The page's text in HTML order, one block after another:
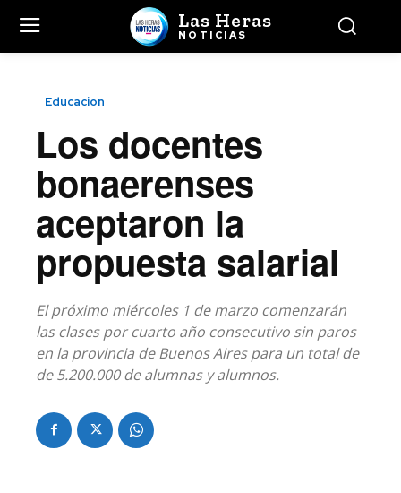
Las Heras
NOTICIAS
Educacion
Los docentes
bonaerenses
aceptaron la
propuesta salarial
El próximo miércoles 1 de marzo comenzarán
las clases por cuarto año consecutivo sin paros
en la provincia de Buenos Aires para un total de
de 5.200.000 de alumnas y alumnos.